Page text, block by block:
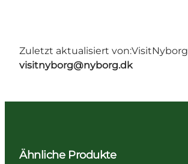
Zuletzt aktualisiert von:VisitNyborg
visitnyborg@nyborg.dk
Ähnliche Produkte